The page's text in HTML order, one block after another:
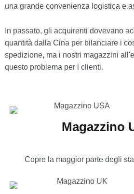
una grande convenienza logistica e
In passato, gli acquirenti dovevano
quantità dalla Cina per bilanciare i
spedizione, ma i nostri magazzini
questo problema per i clienti.
Magazzino
Copre la maggior parte degli